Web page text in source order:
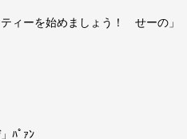
ィーを始めましょう！ せーの」
ﾊﾟｧﾝ